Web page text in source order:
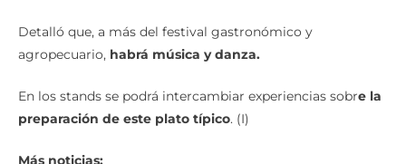
Detalló que, a más del festival gastronómico y
agropecuario, habrá música y danza.
En los stands se podrá intercambiar experiencias sobre la
preparación de este plato típico. (I)
Más noticias: